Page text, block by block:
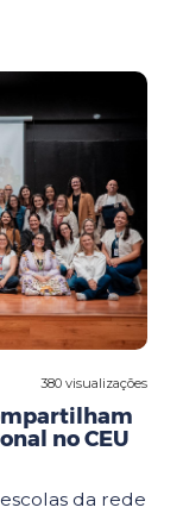
380 visualizações
no CEU
da rede